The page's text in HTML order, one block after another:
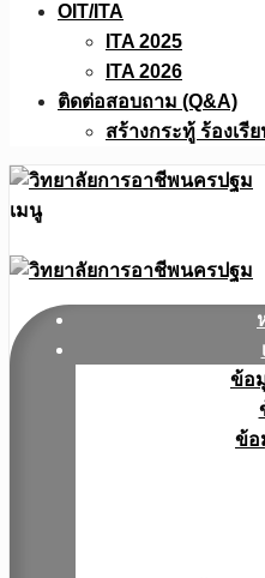
OIT/ITA
ITA 2025
ITA 2026
ติดต่อสอบถาม (Q&A)
สร้างกระทู้ ร้องเรี
เมนู
ข้อ
ข้อ